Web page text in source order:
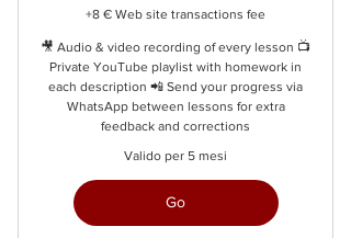
+8 € Web site transactions fee
🎥 Audio & video recording of every lesson 📺
Private YouTube playlist with homework in
each description 📲 Send your progress via
WhatsApp between lessons for extra
feedback and corrections
Valido per 5 mesi
Go